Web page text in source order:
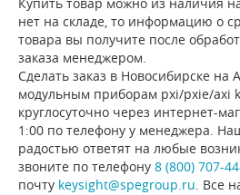
нет на складе, то информацию о
товара вы получите после
заказа менеджером.
Сделать заказ в Новосибирске на
модульным приборам pxi/pxie/axi
круглосуточно через интернет-
1:00 по телефону у менеджера.
радостью ответят на любые
звоните по телефону 8 (800) 707-
почту keysight@spegroup.ru. Все